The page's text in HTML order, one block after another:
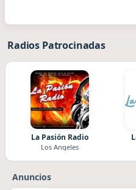
Radios Patrocinadas
La Pasión Radio
Los Angeles
Anuncios